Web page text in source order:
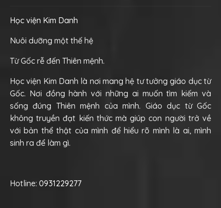
Học viện Kim Danh
Nuôi dưỡng một thế hệ
Từ Gốc rễ đến Thiên mệnh.
Học viện Kim Danh là nơi mang hệ tư tưởng giáo dục từ
Gốc. Nơi đồng hành với những ai muốn tìm kiếm và
sống đúng Thiên mệnh của mình. Giáo dục từ Gốc
không truyền đạt kiến thức mà giúp con người trở về
với bản thể thật của mình để hiểu rõ mình là ai, mình
sinh ra để làm gì.
Hotline: 0931229277